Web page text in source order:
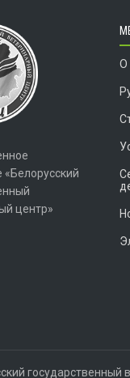
центр»
О
государственный